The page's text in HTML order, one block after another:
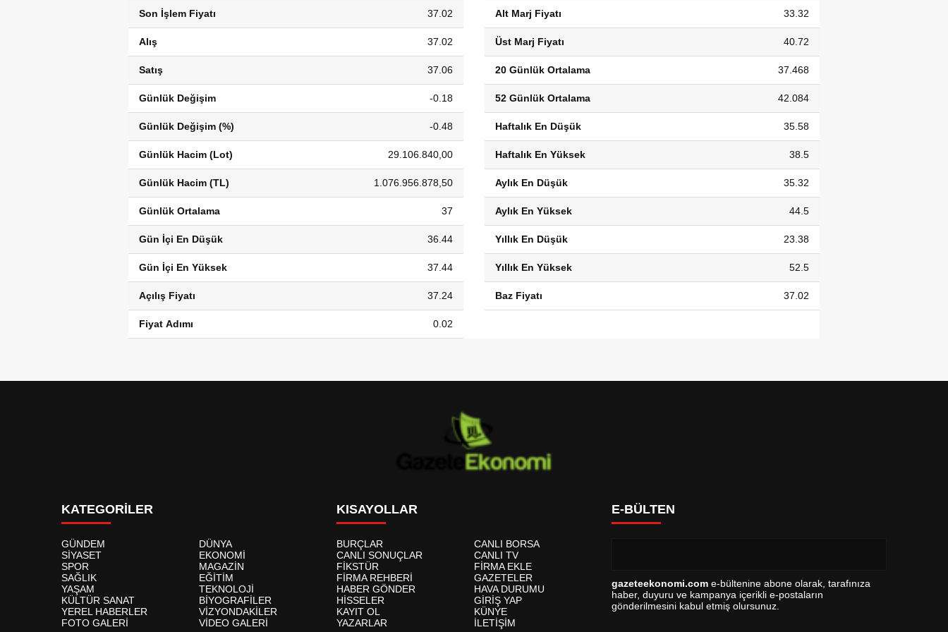
Son İşlem Fiyatı 37.02
Alış 37.02
Satış 37.06
Günlük Değişim -0.18
Günlük Değişim (%) -0.48
Günlük Hacim (Lot) 29.106.840,00
Günlük Hacim (TL) 1.076.956.878,50
Günlük Ortalama 37
Gün İçi En Düşük 36.44
Gün İçi En Yüksek 37.44
Açılış Fiyatı 37.24
Fiyat Adımı 0.02
Alt Marj Fiyatı 33.32
Üst Marj Fiyatı 40.72
20 Günlük Ortalama 37.468
52 Günlük Ortalama 42.084
Haftalık En Düşük 35.58
Haftalık En Yüksek 38.5
Aylık En Düşük 35.32
Aylık En Yüksek 44.5
Yıllık En Düşük 23.38
Yıllık En Yüksek 52.5
Baz Fiyatı 37.02
KATEGORİLER
GÜNDEM
DÜNYA
SİYASET
EKONOMİ
SPOR
MAGAZİN
SAĞLIK
EĞİTİM
YAŞAM
TEKNOLOJİ
KÜLTÜR SANAT
BİYOGRAFİLER
YEREL HABERLER
VİZYONDAKİLER
FOTO GALERİ
VİDEO GALERİ
KISAYOLLAR
BURÇLAR
CANLI BORSA
CANLI SONUÇLAR
CANLI TV
FİKSTÜR
FİRMA EKLE
FİRMA REHBERİ
GAZETELER
HABER GÖNDER
HAVA DURUMU
HİSSELER
GİRİŞ YAP
KAYIT OL
KÜNYE
YAZARLAR
İLETİŞİM
E-BÜLTEN
gazeteekonomi.com e-bültenine abone olarak, tarafınıza
haber, duyuru ve kampanya içerikli e-postaların
gönderilmesini kabul etmiş olursunuz.